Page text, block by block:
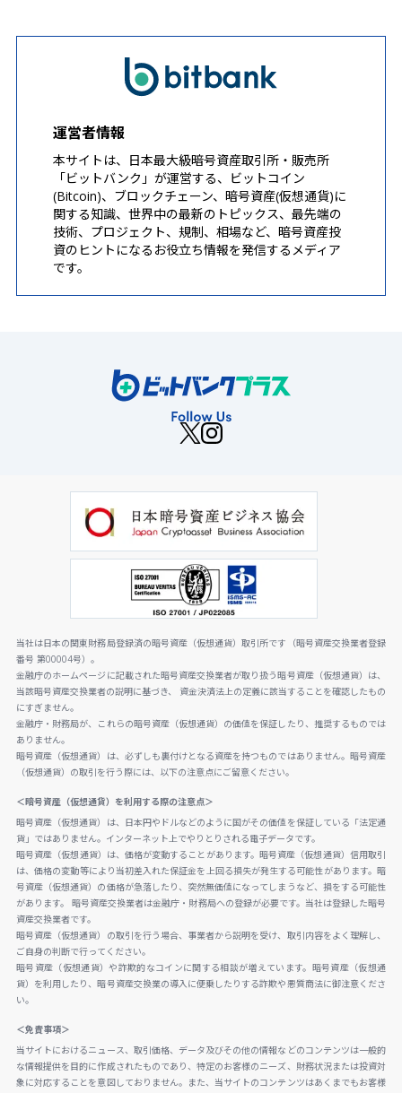
運営者情報
本サイトは、日本最大級暗号資産取引所・販売所
「ビットバンク」が運営する、ビットコイン
(Bitcoin)、ブロックチェーン、暗号資産(仮想通貨)に
関する知識、世界中の最新のトピックス、最先端の
技術、プロジェクト、規制、相場など、暗号資産投
資のヒントになるお役立ち情報を発信するメディア
です。
当社は日本の関東財務局登録済の暗号資産（仮想通貨）取引所です（暗号資産交換業者登録
番号 第00004号）。
金融庁のホームページに記載された暗号資産交換業者が取り扱う暗号資産（仮想通貨）は、
当該暗号資産交換業者の説明に基づき、 資金決済法上の定義に該当することを確認したもの
にすぎません。
金融庁・財務局が、これらの暗号資産（仮想通貨）の価値を保証したり、推奨するものでは
ありません。
暗号資産（仮想通貨）は、必ずしも裏付けとなる資産を持つものではありません。暗号資産
（仮想通貨）の取引を行う際には、以下の注意点にご留意ください。
＜暗号資産（仮想通貨）を利用する際の注意点＞
暗号資産（仮想通貨）は、日本円やドルなどのように国がその価値を保証している「法定通
貨」ではありません。インターネット上でやりとりされる電子データです。
暗号資産（仮想通貨）は、価格が変動することがあります。暗号資産（仮想通貨）信用取引
は、価格の変動等により当初差入れた保証金を上回る損失が発生する可能性があります。暗
号資産（仮想通貨）の価格が急落したり、突然無価値になってしまうなど、損をする可能性
があります。 暗号資産交換業者は金融庁・財務局への登録が必要です。当社は登録した暗号
資産交換業者です。
暗号資産（仮想通貨）の取引を行う場合、事業者から説明を受け、取引内容をよく理解し、
ご自身の判断で行ってください。
暗号資産（仮想通貨）や詐欺的なコインに関する相談が増えています。暗号資産（仮想通
貨）を利用したり、暗号資産交換業の導入に便乗したりする詐欺や悪質商法に御注意くださ
い。
＜免責事項＞
当サイトにおけるニュース、取引価格、データ及びその他の情報などのコンテンツは一般的
な情報提供を目的に作成されたものであり、特定のお客様のニーズ、財務状況または投資対
象に対応することを意図しておりません。また、当サイトのコンテンツはあくまでもお客様